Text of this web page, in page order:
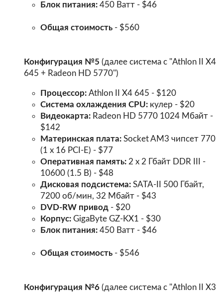
Блок питания: 450 Ватт - $46
Общая стоимость - $560
Конфигурация №5 (далее система с "Athlon II X4
645 + Radeon HD 5770")
Процессор: Athlon II X4 645 - $120
Система охлаждения CPU: кулер - $20
Видеокарта: Radeon HD 5770 1024 Мбайт -
$142
Материнская плата: Socket AM3 чипсет 770
(1 x 16 PCI-E) - $77
Оперативная память: 2 х 2 Гбайт DDR III -
10600 (1.5 В) - $48
Дисковая подсистема: SATA-II 500 Гбайт,
7200 об/мин, 32 Мбайт - $43
DVD-RW привод - $20
Корпус: GigaByte GZ-KX1 - $30
Блок питания: 450 Ватт - $46
Общая стоимость - $546
Конфигурация №6(далее система с "Athlon II X3